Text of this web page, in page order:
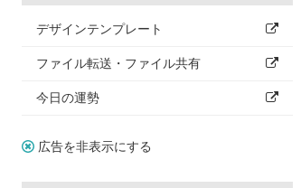
デザインテンプレート
ファイル転送・ファイル共有
今日の運勢
広告を非表示にする